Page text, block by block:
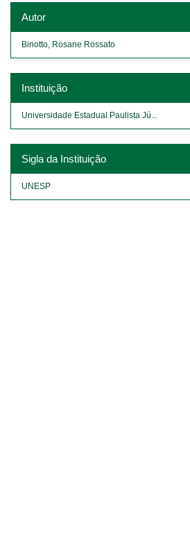
Autor
Binotto, Rosane Rossato
Instituição
Universidade Estadual Paulista Jú...
Sigla da Instituição
UNESP